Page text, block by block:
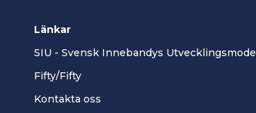
Länkar
SIU - Svensk Innebandys Utvecklingsmodell
Fifty/Fifty
Kontakta oss